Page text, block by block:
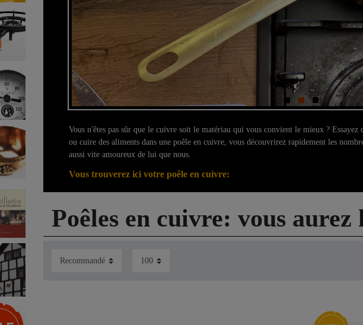
Vous n'êtes pas sûr que le cuivre soit le matériau qui vous convient le mieux ?
ou cuire des aliments dans une poêle en cuivre, vous découvrirez rapidement les
aussi vite amoureux de lui que nous.
Vous trouverez ici votre poêle en cuivre:
Poêles en cuivre: vous aurez
Nouveauté